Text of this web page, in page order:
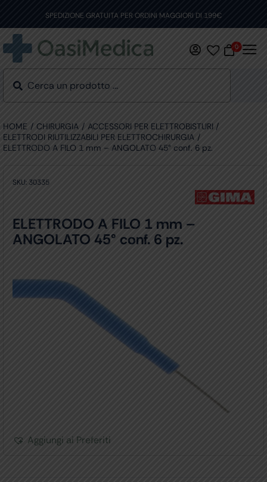
content
SPEDIZIONE GRATUITA PER ORDINI MAGGIORI DI 199€
0
HOME CHIRURGIA
ACCESSORI PER ELETTROBISTURI
ELETTRODI RIUTILIZZABILI PER ELETTROCHIRURGIA
ELETTRODO A FILO 1 mm – ANGOLATO 45° conf. 6 pz.
SKU: 30335
ELETTRODO A FILO 1 mm –
ANGOLATO 45° conf. 6 pz.
Aggiungi ai Preferiti